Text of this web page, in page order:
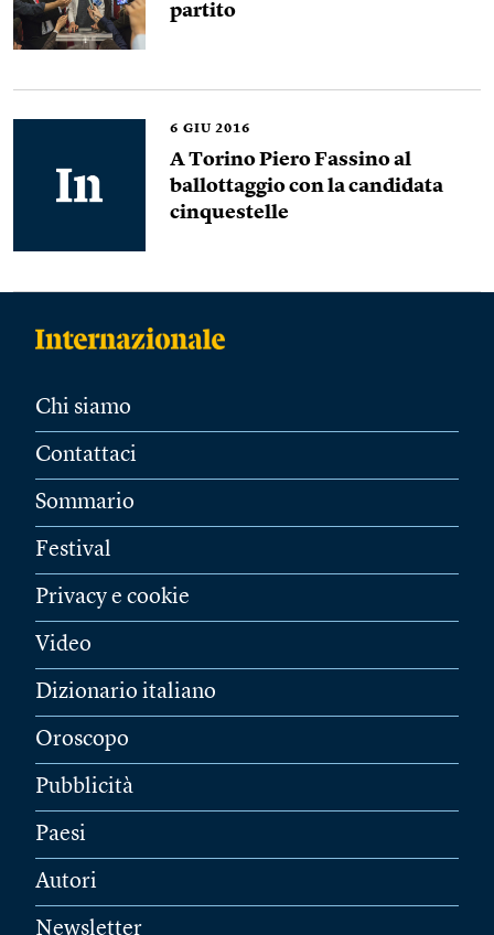
partito
6 GIU 2016
A Torino Piero Fassino al
ballottaggio con la candidata
cinquestelle
Chi siamo
Contattaci
Sommario
Festival
Privacy e cookie
Video
Dizionario italiano
Oroscopo
Pubblicità
Paesi
Autori
Newsletter